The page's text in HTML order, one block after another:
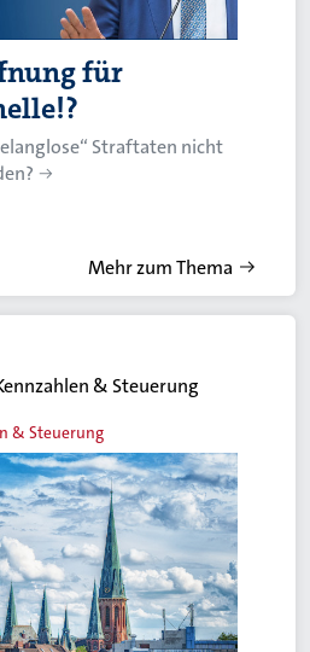
für
Straftaten nicht
Mehr zum Thema
& Steuerung
& Steuerung